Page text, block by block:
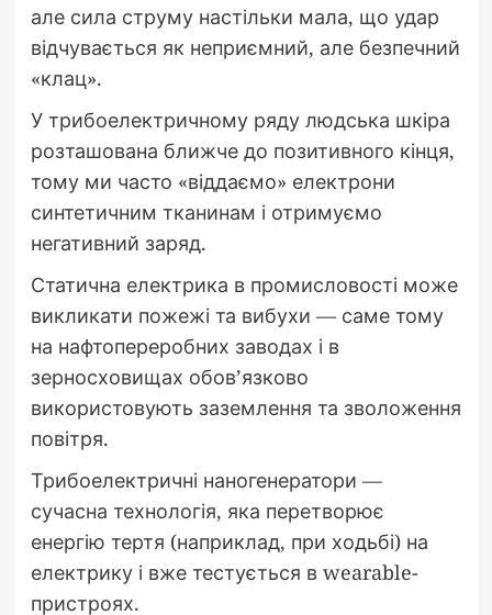
але сила струму настільки мала, що удар
відчувається як неприємний, але безпечний
«клац».
У трибоелектричному ряду людська шкіра
розташована ближче до позитивного кінця,
тому ми часто «віддаємо» електрони
синтетичним тканинам і отримуємо
негативний заряд.
Статична електрика в промисловості може
викликати пожежі та вибухи — саме тому
на нафтопереробних заводах і в
зерносховищах обов’язково
використовують заземлення та зволоження
повітря.
Трибоелектричні наногенератори —
сучасна технологія, яка перетворює
енергію тертя (наприклад, при ходьбі) на
електрику і вже тестується в wearable-
пристроях.